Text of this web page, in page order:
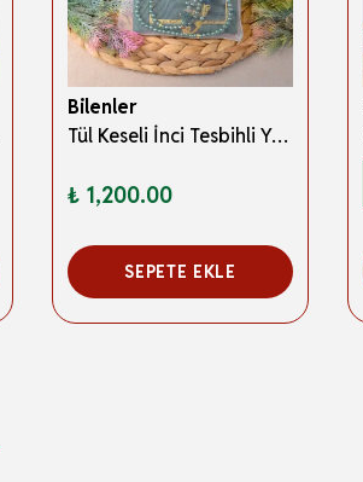
Bilenler
Tül Keseli İnci Tesbihli Yasin Kitabı Çanta Boy Termo Deri Kaplı Yeşil 5 Adet – Arapça; Türkçe Okunuşlu ve Mealli – 128 Sayfa | Hac Umre ve Mevlit Hediyeliği
₺ 1,200.00
SEPETE EKLE